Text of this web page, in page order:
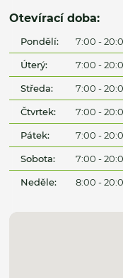
Otevírací doba:
Pondělí: 7:00 -
Úterý: 7:00 -
Středa: 7:00 -
Čtvrtek: 7:00 -
Pátek: 7:00 -
Sobota: 7:00 -
Neděle: 8:00 -